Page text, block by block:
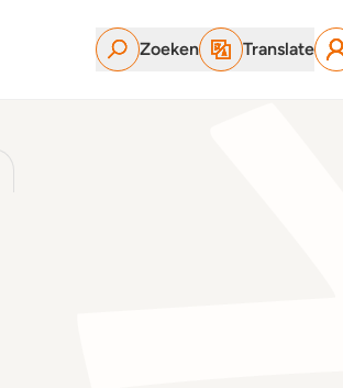
Zoeken Translate